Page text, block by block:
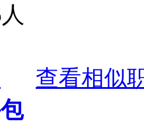
查看相似